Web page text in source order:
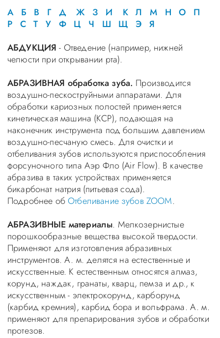
А Б В Г Д Ж З И К Л М Н О
П
Р
С Т У Ф Ц Ч Ш Щ Э
Я
АБДУКЦИЯ - Отведение (например, нижней
челюсти при открывании рта).
АБРАЗИВНАЯ обработка зуба. Производится
воздушно-пескоструйными аппаратами. Для
обработки кариозных полостей применяется
кинетическая машина (КСР), подающая на
наконечник инструмента под большим давлением
воздушно-песчаную смесь. Для очистки и
отбеливания зубов используются приспособления
форсуночного типа Аэр Фло (Air Flow). В качестве
абразива в таких устройствах применяется
бикарбонат натрия (питьевая сода).
Подробнее обОтбеливание зубов ZOOM.
АБРАЗИВНЫЕ материалы. Мелкозернистые
порошкообразные вещества высокой твердости.
Применяют для изготовления абразивных
инструментов. А. м. делятся на естественные и
искусственные. К естественным относятся алмаз,
корунд, наждак, гранаты, кварц, пемза и др., к
искусственным - электрокорунд, карборунд
(карбид кремния), карбид бора и вольфрама. А. м.
применяют для препарирования зубов и обработки
протезов.